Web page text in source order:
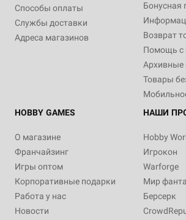
Способы оплаты
Службы доставки
Адреса магазинов
Бонусная
Возврат
Помощь с
Архивные
Товары
HOBBY GAMES
О магазине
Франчайзинг
Игры оптом
Корпоративные подарки
Работа у нас
Новости
НАШИ
Hobby
Игрокон
Warforge
Мир
Берсерк